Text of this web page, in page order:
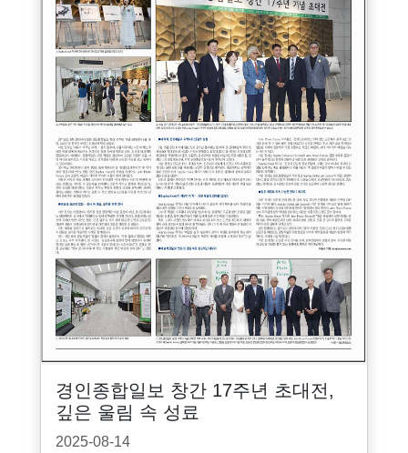
경인종합일보 창간 17주년 초대전,
깊은 울림 속 성료
2025-08-14